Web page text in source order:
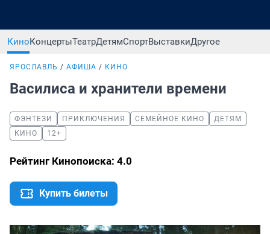
КиноКонцертыТеатрДетямСпортВыставкиДругое
ЯРОСЛАВЛЬ АФИША КИНО
Василиса и хранители времени
ФЭНТЕЗИ ПРИКЛЮЧЕНИЯ СЕМЕЙНОЕ КИНО
ДЕТЯМ
КИНО
12+
Рейтинг Кинопоиска: 4.0
Купить билеты